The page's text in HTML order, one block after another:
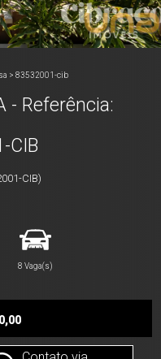
> 83532001-cib
- Referência:
CIB
CIB)
8 Vaga(s)